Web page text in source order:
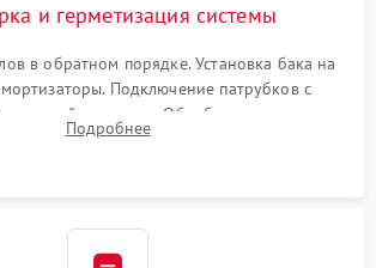
и герметизация системы
в обратном порядке. Установка бака на
Подключение патрубков с
хомутами. Обработка стыков
предотвращения возможных протечек воды.
Подробнее